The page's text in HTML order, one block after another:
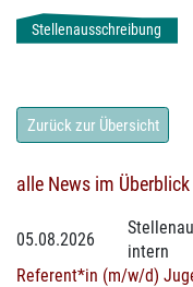
Stellenausschreibung
Zurück zur Übersicht
alle News im Überblick
05.08.2026
intern
Referent*in (m/w/d)